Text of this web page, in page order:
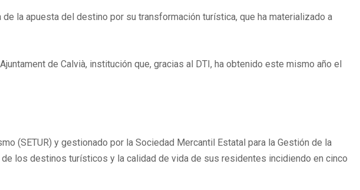
la apuesta del destino por su transformación turística, que ha materializado a
de Calvià, institución que, gracias al DTI, ha obtenido este mismo año el
(SETUR) y gestionado por la Sociedad Mercantil Estatal para la Gestión de la
los destinos turísticos y la calidad de vida de sus residentes incidiendo en cinco